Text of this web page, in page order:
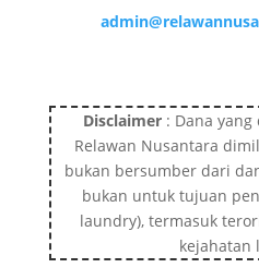
Disclaimer : Dana
Relawan Nusantara
bukan bersumber dari
bukan untuk tujuan
laundry), termasuk
kejahatan